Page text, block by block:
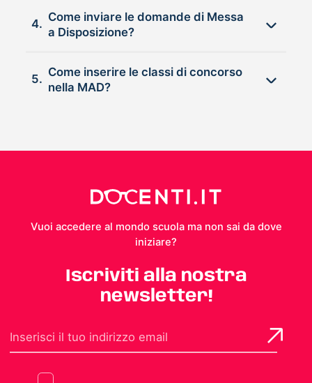
4.
Come inviare le domande di Messa
a Disposizione?
5.
Come inserire le classi di concorso
nella MAD?
Vuoi accedere al mondo scuola ma non sai da dove
iniziare?
Iscriviti alla nostra
newsletter!